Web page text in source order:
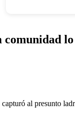
lo
al presunto